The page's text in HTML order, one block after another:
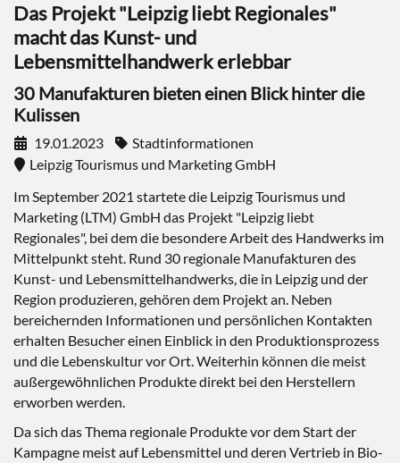
Das Projekt "Leipzig liebt Regionales"
macht das Kunst- und
Lebensmittelhandwerk erlebbar
30 Manufakturen bieten einen Blick hinter die
Kulissen
19.01.2023
Stadtinformationen
Leipzig Tourismus und Marketing GmbH
Im September 2021 startete die Leipzig Tourismus und
Marketing (LTM) GmbH das Projekt "Leipzig liebt
Regionales", bei dem die besondere Arbeit des Handwerks im
Mittelpunkt steht. Rund 30 regionale Manufakturen des
Kunst- und Lebensmittelhandwerks, die in Leipzig und der
Region produzieren, gehören dem Projekt an. Neben
bereichernden Informationen und persönlichen Kontakten
erhalten Besucher einen Einblick in den Produktionsprozess
und die Lebenskultur vor Ort. Weiterhin können die meist
außergewöhnlichen Produkte direkt bei den Herstellern
erworben werden.
Da sich das Thema regionale Produkte vor dem Start der
Kampagne meist auf Lebensmittel und deren Vertrieb in Bio-